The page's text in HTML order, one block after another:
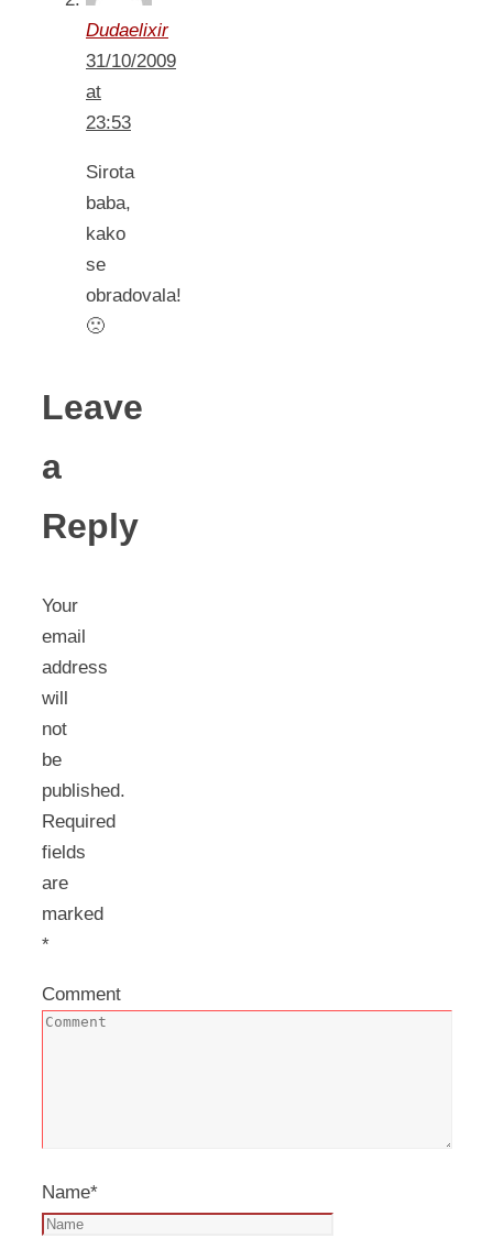
Dudaelixir
31/10/2009
at
23:53
Sirota
baba,
kako
se
obradovala!
🙁
Leave
a
Reply
Your
email
address
will
not
be
published.
Required
fields
are
marked
*
Comment
Name*